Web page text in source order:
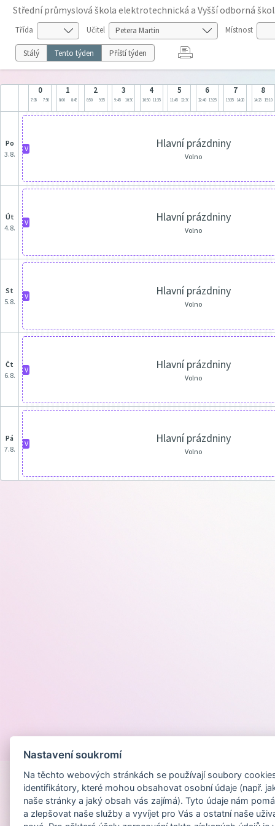
Střední průmyslová škola elektrotechnická a Vyšší odborná
Třída Učitel Místnost
Stálý Tento týden Příští týden
0
7:05 7:50
1
8:00 8:45
2
8:50 9:35
3
9:45 10:30
4
10:50 11:35
5
11:45 12:30
6
12:40 13:25
7
13:35 14:20
8
14:25 15:10
po
3.8.
V Hlavní prázdniny
Volno
út
4.8.
V Hlavní prázdniny
Volno
st
5.8.
V Hlavní prázdniny
Volno
čt
6.8.
V Hlavní prázdniny
Volno
pá
7.8.
V Hlavní prázdniny
Volno
Nastavení soukromí
Na těchto webových stránkách se používají soubory
identifikátory, které mohou obsahovat osobní údaje (např.
naše stránky a jaký obsah vás zajímá). Tyto údaje nám
a zlepšovat naše služby a vyvíjet pro Vás a ostatní naše